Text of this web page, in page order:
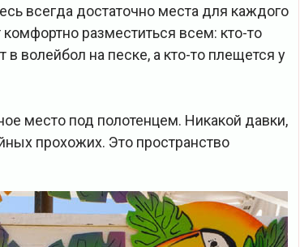
всегда достаточно места для каждого
разместиться всем: кто-то
в волейбол на песке, а кто-то плещется у
место под полотенцем. Никакой давки,
прохожих. Это пространство